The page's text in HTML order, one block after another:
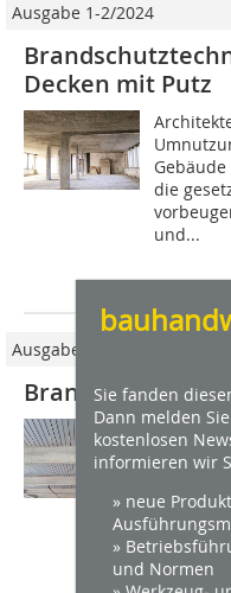
Sie fanden
Dann melden
kostenlosen
informieren wir
» neue
»
und Normen
Ausgabe 1-2/2024
Decken mit Putz
die
und...
Ausgabe 11/2019
Brandschutzputz
Mit dem
sich jetzt
maxit ip
Prüf-